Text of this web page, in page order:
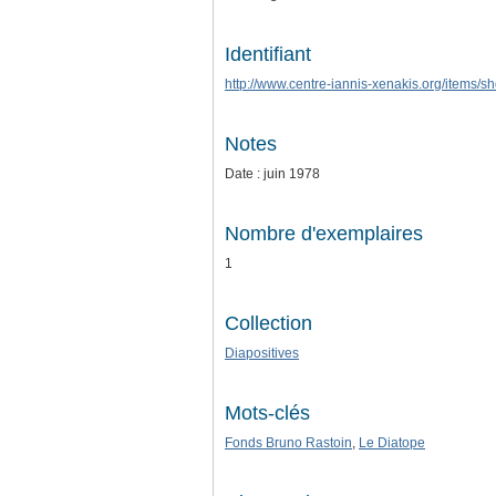
Identifiant
http://www.centre-iannis-xenakis.org/items/
Notes
Date : juin 1978
Nombre d'exemplaires
1
Collection
Diapositives
Mots-clés
Fonds Bruno Rastoin, Le Diatope